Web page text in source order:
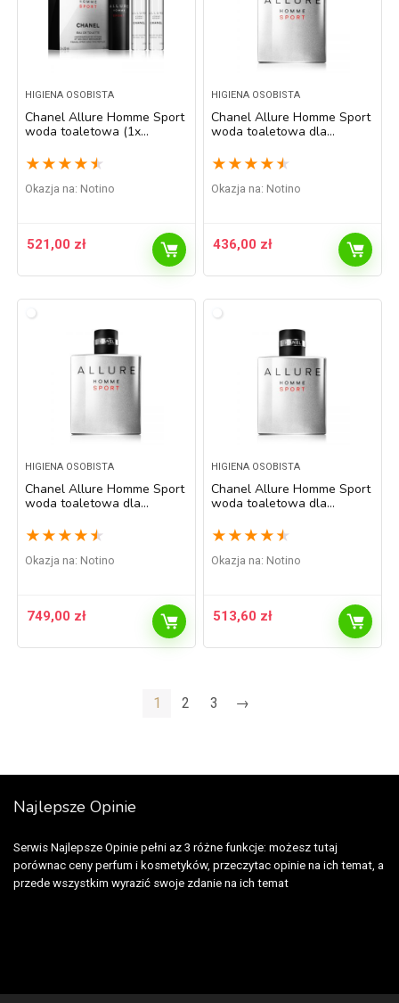
HIGIENA OSOBISTA
Chanel Allure Homme Sport
woda toaletowa (1x
napełnienie) dla mężczyzn 3
x 20 ml
★ ★ ★ ★ ★
Okazja na: Notino
521,00 zł
HIGIENA OSOBISTA
Chanel Allure Homme Sport
woda toaletowa dla
★ ★ ★ ★ ★
Okazja na: Notino
436,00 zł
HIGIENA OSOBISTA
Chanel Allure Homme Sport
woda toaletowa dla
★ ★ ★ ★ ★
Okazja na: Notino
749,00 zł
HIGIENA OSOBISTA
Chanel Allure Homme Sport
woda toaletowa dla
★ ★ ★ ★ ★
Okazja na: Notino
513,60 zł
1 2 3 →
Najlepsze Opinie
Serwis Najlepsze Opinie pełni az 3 różne funkcje: możesz tutaj
porównac ceny perfum i kosmetyków, przeczytac opinie na ich temat, a
przede wszystkim wyrazić swoje zdanie na ich temat